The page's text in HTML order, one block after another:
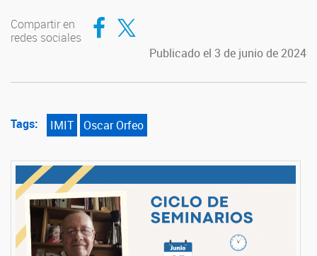
Compartir en
redes sociales
Compartir en Facebook
Compartir en Twitter
Publicado el 3 de junio de 2024
Tags: IMIT Oscar Orfeo